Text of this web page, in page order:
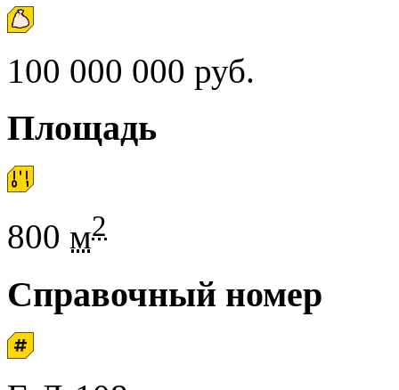
100 000 000 руб.
Площадь
800 м2
Справочный номер